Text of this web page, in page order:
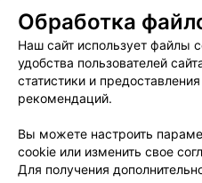
Пользовательское
Вакансии
Написать
Обработка
Обработка
Наш сайт использует файлы
удобства пользователей
статистики и
рекомендаций.
Вы можете настроить
cookie или изменить свое
Для получения